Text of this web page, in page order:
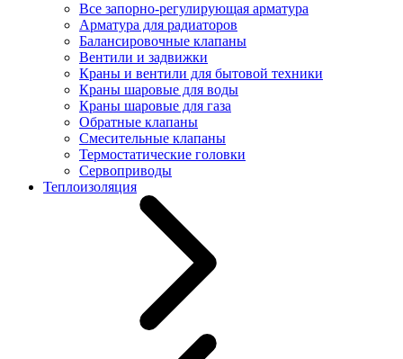
Все запорно-регулирующая арматура
Арматура для радиаторов
Балансировочные клапаны
Вентили и задвижки
Краны и вентили для бытовой техники
Краны шаровые для воды
Краны шаровые для газа
Обратные клапаны
Смесительные клапаны
Термостатические головки
Сервоприводы
Теплоизоляция